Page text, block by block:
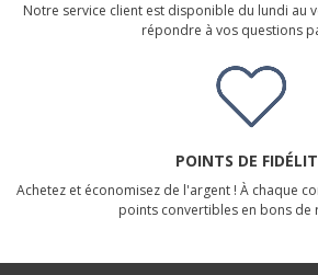
Notre service client est disponible du lundi au
répondre à vos questions
POINTS DE
Achetez et économisez de l'argent ! À chaque
points convertibles en bons de